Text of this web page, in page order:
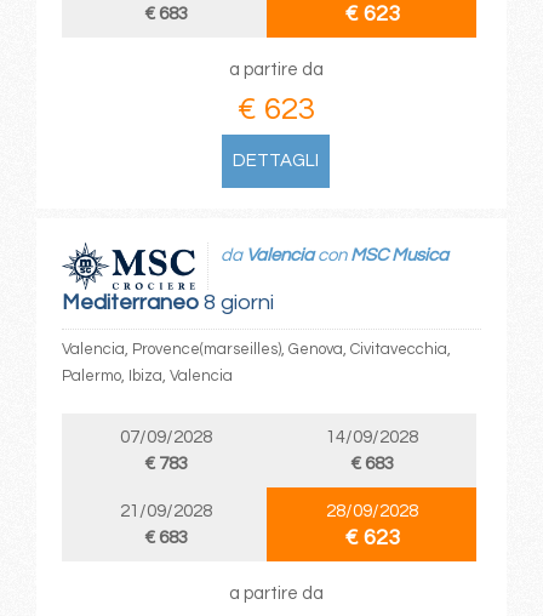
€ 683
€ 623
a partire da
€ 623
DETTAGLI
Mediterraneo8 giorni
da Valenciacon MSC Musica
Valencia, Provence(marseilles), Genova, Civitavecchia,
Palermo, Ibiza, Valencia
07/09/2028
€ 783
14/09/2028
€ 683
21/09/2028
€ 683
28/09/2028
€ 623
a partire da